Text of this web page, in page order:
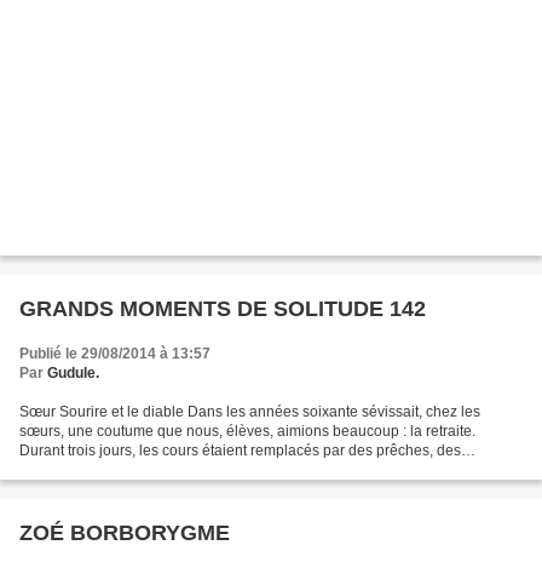
GRANDS MOMENTS DE SOLITUDE 142
Publié le 29/08/2014 à 13:57
Par Gudule.
Sœur Sourire et le diable Dans les années soixante sévissait, chez les
sœurs, une coutume que nous, élèves, aimions beaucoup : la retraite.
Durant trois jours, les cours étaient remplacés par des prêches, des
ZOÉ BORBORYGME